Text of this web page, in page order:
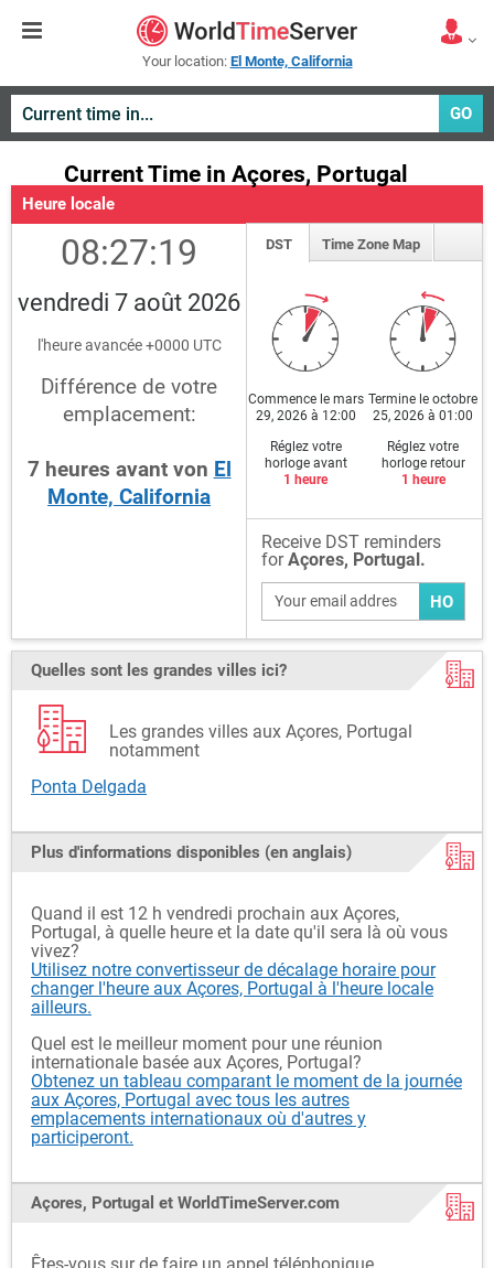
Your location: El Monte, California
GO
Current Time in Açores, Portugal
Heure locale
08:27:19
vendredi 7 août 2026
l'heure avancée +0000 UTC
Différence de votre
emplacement:
7 heures avant von El
Monte, California
DST Time Zone Map
Commence le mars
29, 2026 à 12:00
Réglez votre
horloge avant
1 heure
Termine le octobre
25, 2026 à 01:00
Réglez votre
horloge retour
1 heure
Receive DST reminders
forAçores, Portugal.
HO
Quelles sont les grandes villes ici?
Les grandes villes aux Açores, Portugal
notamment
Ponta Delgada
Plus d'informations disponibles (en anglais)
Quand il est 12 h vendredi prochain aux Açores,
Portugal, à quelle heure et la date qu'il sera là où vous
vivez?
Utilisez notre convertisseur de décalage horaire pour
changer l'heure aux Açores, Portugal à l'heure locale
ailleurs.
Quel est le meilleur moment pour une réunion
internationale basée aux Açores, Portugal?
Obtenez un tableau comparant le moment de la journée
aux Açores, Portugal avec tous les autres
emplacements internationaux où d'autres y
participeront.
Açores, Portugal et WorldTimeServer.com